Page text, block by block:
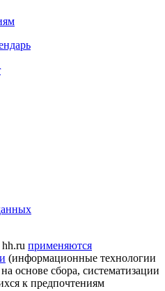
применяются
(информационные технологии
основе сбора, систематизации
к предпочтениям